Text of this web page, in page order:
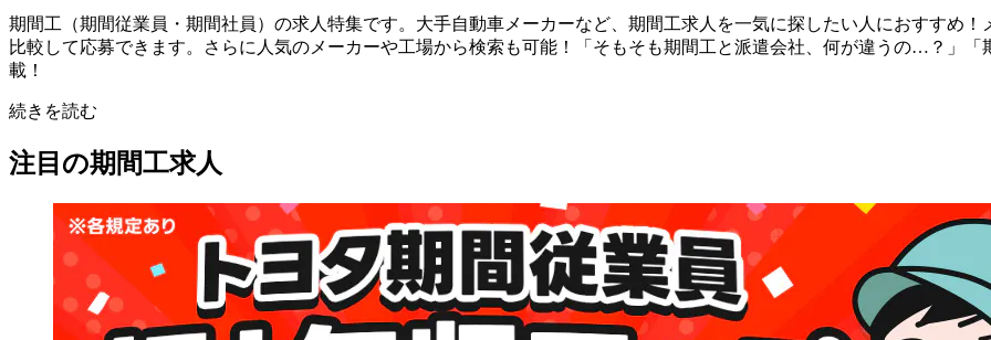
期間工（期間従業員・期間社員）の求人特集です。大手自動車メーカーなど、期間工求人を一気に探したい人におすすめ
比較して応募できます。さらに人気のメーカーや工場から検索も可能！「そもそも期間工と派遣会社、何が違うの…？」
載！
続きを読む
注目の期間工求人